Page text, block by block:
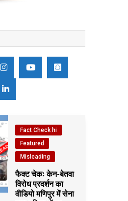
Fact Check hi
Featured
Misleading
फैक्ट चेकः केन-बेतवा
विरोध प्रदर्शन का
वीडियो मणिपुर में सेना